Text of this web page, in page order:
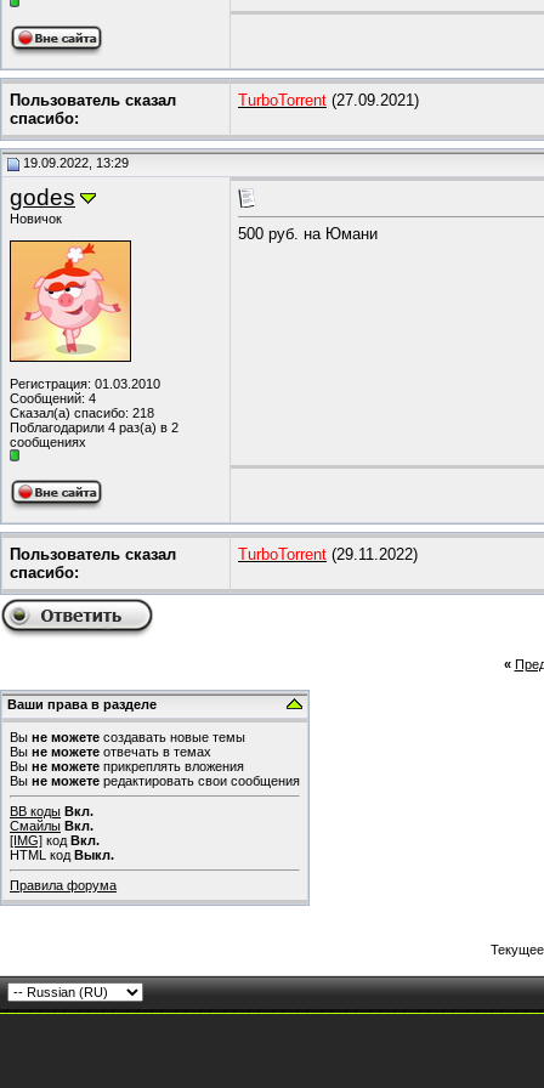
Пользователь сказал
cпасибо:
TurboTorrent (27.09.2021)
19.09.2022, 13:29
godes
Новичок
Регистрация: 01.03.2010
Сообщений: 4
Сказал(а) спасибо: 218
Поблагодарили 4 раз(а) в 2
сообщениях
500 руб. на Юмани
Пользователь сказал
cпасибо:
TurboTorrent (29.11.2022)
«
Ваши права в разделе
Вы не можете создавать новые темы
Вы не можете отвечать в темах
Вы не можете прикреплять вложения
Вы не можете редактировать свои сообщения
BB коды Вкл.
Смайлы Вкл.
[IMG] код Вкл.
HTML код Выкл.
Правила форума